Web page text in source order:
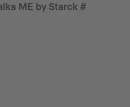
ME by Starck #